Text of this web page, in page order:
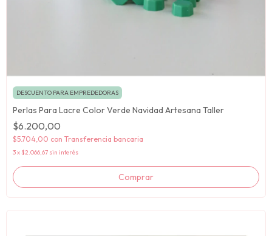
DESCUENTO PARA EMPREDEDORAS
Perlas Para Lacre Color Verde Navidad Artesana Taller
$6.200,00
$5.704,00 con Transferencia bancaria
3x $2.066,67 sin interés